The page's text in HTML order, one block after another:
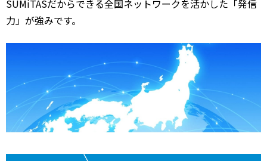
SUMiTASだからできる全国ネットワークを活かした「発信
力」が強みです。